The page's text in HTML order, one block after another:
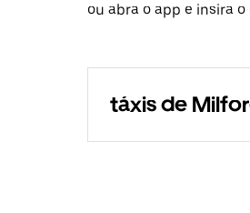
ou abra o app e insira
táxis de